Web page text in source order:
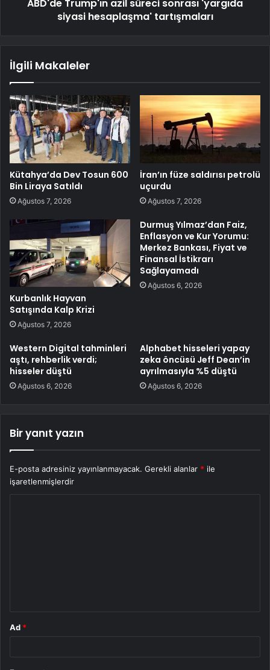
ABD'de Trump'ın azil süreci sonrası 'yargıda
siyasi hesaplaşma' tartışmaları
İlgili Makaleler
Kütahya’da Dev Tosun 600
Bin Liraya Satıldı
Ağustos 7, 2026
İran’ın füze saldırısı petrolü
uçurdu
Ağustos 7, 2026
Kurbanlık Hayvan
Satışında Kalp Krizi
Ağustos 7, 2026
Durmuş Yılmaz’dan Faiz,
Enflasyon ve Kur Yorumu:
Merkez Bankası, Fiyat ve
Finansal İstikrarı
Sağlayamadı
Ağustos 6, 2026
Western Digital tahminleri
aştı, rehberlik verdi;
hisseler düştü
Ağustos 6, 2026
Alphabet hisseleri yapay
zeka öncüsü Jeff Dean’in
ayrılmasıyla %5 düştü
Ağustos 6, 2026
Bir yanıt yazın
E-posta adresiniz yayınlanmayacak. Gerekli alanlar * ile
işaretlenmişlerdir
Ad *